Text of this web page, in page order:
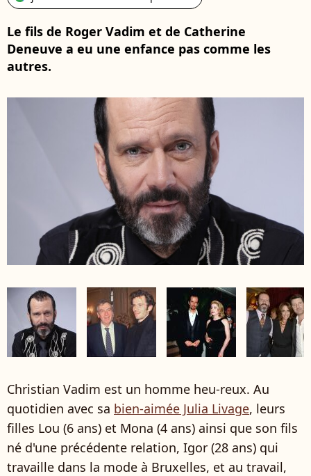
Le fils de Roger Vadim et de Catherine
Deneuve a eu une enfance pas comme les
autres.
Christian Vadim est un homme heu-reux. Au
quotidien avec sa bien-aimée Julia Livage, leurs
filles Lou (6 ans) et Mona (4 ans) ainsi que son fils
né d'une précédente relation, Igor (28 ans) qui
travaille dans la mode à Bruxelles, et au travail,